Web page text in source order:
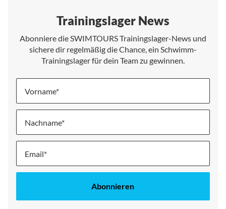
Trainingslager News
Abonniere die SWIMTOURS Trainingslager-News und
sichere dir regelmäßig die Chance, ein Schwimm-
Trainingslager für dein Team zu gewinnen.
Vorname
Nachname
Melde
für
Abonnieren